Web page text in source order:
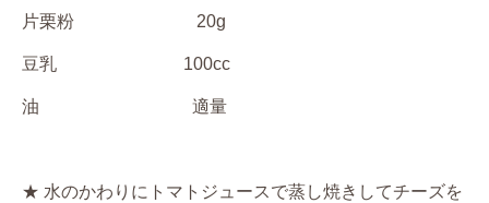
片栗粉 20g
豆乳 100cc
油 適量
★ 水のかわりにトマトジュースで蒸し焼きしてチーズを